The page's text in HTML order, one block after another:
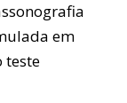
em
teste